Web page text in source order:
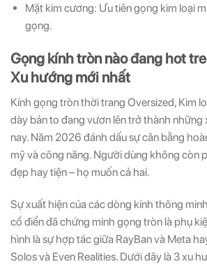
Mặt kim cương: Ưu tiên gọng kim loại
gọng.
Gọng kính tròn nào đang hot
Xu hướng mới nhất
Kính gọng tròn thời trang Oversized, Kim
dày bản to đang vươn lên trở thành những
nay. Năm 2026 đánh dấu sự cân bằng
mỹ và công năng. Người dùng không còn
đẹp hay tiện – họ muốn cả hai.
Sự xuất hiện của các dòng kính thông
cổ điển đã chứng minh gọng tròn là phụ
hình là sự hợp tác giữa RayBan và Meta
Solos và Even Realities. Dưới đây là 3 xu